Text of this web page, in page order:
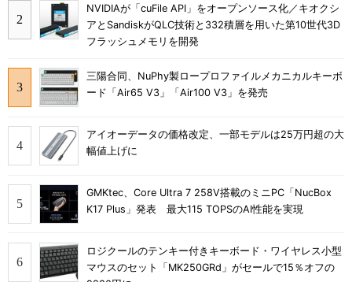
NVIDIAが「cuFile API」をオープンソース化／キオクシ
アとSandiskがQLC技術と332積層を用いた第10世代3D
フラッシュメモリを開発
三陽合同、NuPhy製ロープロファイルメカニカルキーボ
ード「Air65 V3」「Air100 V3」を発売
アイオーデータの価格改定、一部モデルは25万円超の大
幅値上げに
GMKtec、Core Ultra 7 258V搭載のミニPC「NucBox
K17 Plus」発表 最大115 TOPSのAI性能を実現
ロジクールのテンキー付きキーボード・ワイヤレス小型
マウスのセット「MK250GRd」がセールで15％オフの